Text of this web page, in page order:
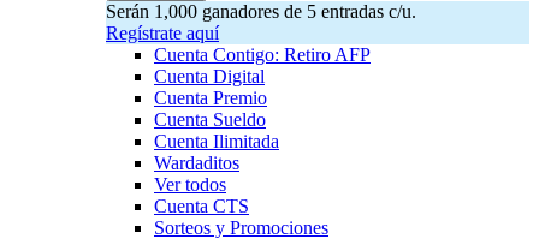
Serán 1,000 ganadores de 5 entradas c/u.
Regístrate aquí
Cuenta Contigo: Retiro AFP
Cuenta Digital
Cuenta Premio
Cuenta Sueldo
Cuenta Ilimitada
Wardaditos
Ver todos
Cuenta CTS
Sorteos y Promociones